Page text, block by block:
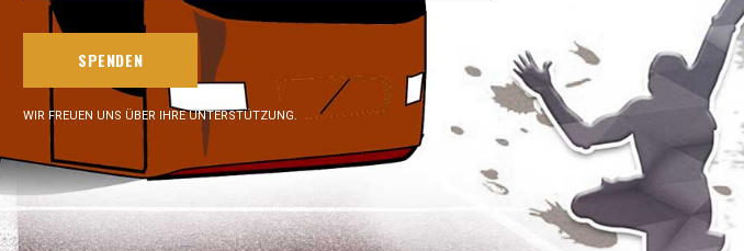
SPENDEN
WIR FREUEN UNS ÜBER IHRE UNTERSTÜTZUNG.